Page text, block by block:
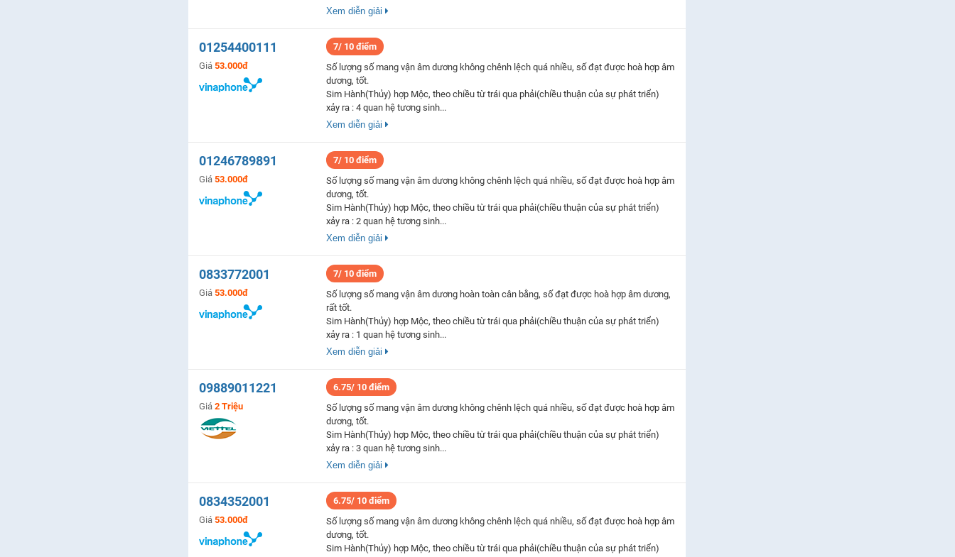
Xem diễn giải
01254400111
Giá 53.000đ
7/ 10 điểm
Số lượng số mang vận âm dương không chênh lệch quá nhiều, số đạt được hoà hợp âm
dương, tốt.
Sim Hành(Thủy) hợp Mộc, theo chiều từ trái qua phải(chiều thuận của sự phát triển)
xảy ra : 4 quan hệ tương sinh...
Xem diễn giải
01246789891
Giá 53.000đ
7/ 10 điểm
Số lượng số mang vận âm dương không chênh lệch quá nhiều, số đạt được hoà hợp âm
dương, tốt.
Sim Hành(Thủy) hợp Mộc, theo chiều từ trái qua phải(chiều thuận của sự phát triển)
xảy ra : 2 quan hệ tương sinh...
Xem diễn giải
0833772001
Giá 53.000đ
7/ 10 điểm
Số lượng số mang vận âm dương hoàn toàn cân bằng, số đạt được hoà hợp âm dương,
rất tốt.
Sim Hành(Thủy) hợp Mộc, theo chiều từ trái qua phải(chiều thuận của sự phát triển)
xảy ra : 1 quan hệ tương sinh...
Xem diễn giải
09889011221
Giá 2 Triệu
6.75/ 10 điểm
Số lượng số mang vận âm dương không chênh lệch quá nhiều, số đạt được hoà hợp âm
dương, tốt.
Sim Hành(Thủy) hợp Mộc, theo chiều từ trái qua phải(chiều thuận của sự phát triển)
xảy ra : 3 quan hệ tương sinh...
Xem diễn giải
0834352001
Giá 53.000đ
6.75/ 10 điểm
Số lượng số mang vận âm dương không chênh lệch quá nhiều, số đạt được hoà hợp âm
dương, tốt.
Sim Hành(Thủy) hợp Mộc, theo chiều từ trái qua phải(chiều thuận của sự phát triển)